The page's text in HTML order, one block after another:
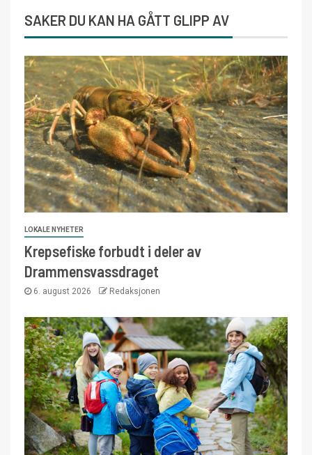
SAKER DU KAN HA GÅTT GLIPP AV
LOKALE NYHETER
Krepsefiske forbudt i deler av
Drammensvassdraget
6. august 2026 Redaksjonen